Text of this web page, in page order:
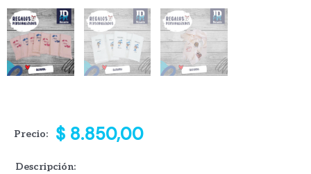
Precio: $ 8.850,00
Descripción: